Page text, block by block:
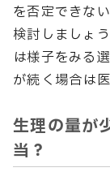
を否定できな
検討しましょ
は様子をみる
が続く場合は
生理の量が
当？